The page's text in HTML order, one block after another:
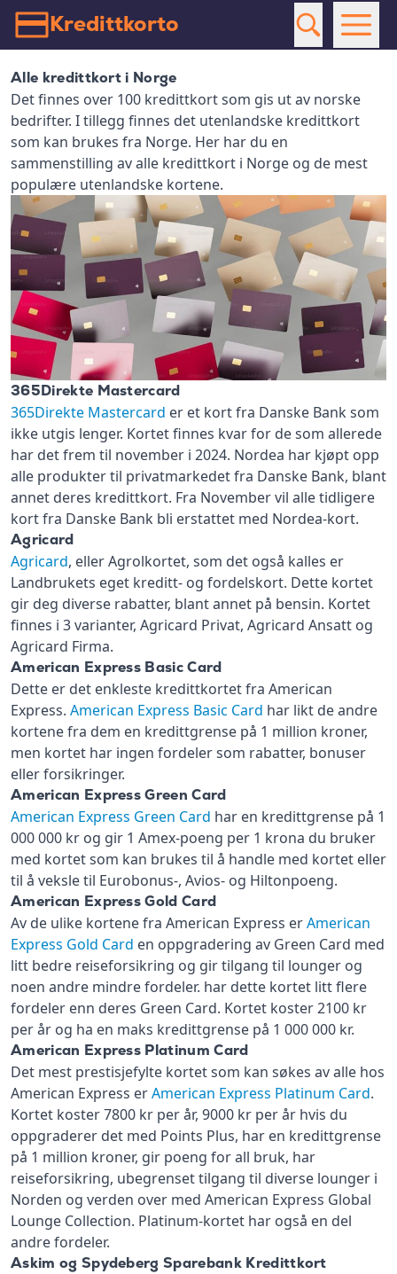
Kredittkorto
Alle kredittkort i Norge
Det finnes over 100 kredittkort som gis ut av norske
bedrifter. I tillegg finnes det utenlandske kredittkort
som kan brukes fra Norge. Her har du en
sammenstilling av alle kredittkort i Norge og de mest
populære utenlandske kortene.
365Direkte Mastercard
365Direkte Mastercard er et kort fra Danske Bank som
ikke utgis lenger. Kortet finnes kvar for de som allerede
har det frem til november i 2024. Nordea har kjøpt opp
alle produkter til privatmarkedet fra Danske Bank, blant
annet deres kredittkort. Fra November vil alle tidligere
kort fra Danske Bank bli erstattet med Nordea-kort.
Agricard
Agricard, eller Agrolkortet, som det også kalles er
Landbrukets eget kreditt- og fordelskort. Dette kortet
gir deg diverse rabatter, blant annet på bensin. Kortet
finnes i 3 varianter, Agricard Privat, Agricard Ansatt og
Agricard Firma.
American Express Basic Card
Dette er det enkleste kredittkortet fra American
Express. American Express Basic Card har likt de andre
kortene fra dem en kredittgrense på 1 million kroner,
men kortet har ingen fordeler som rabatter, bonuser
eller forsikringer.
American Express Green Card
American Express Green Card har en kredittgrense på 1
000 000 kr og gir 1 Amex-poeng per 1 krona du bruker
med kortet som kan brukes til å handle med kortet eller
til å veksle til Eurobonus-, Avios- og Hiltonpoeng.
American Express Gold Card
Av de ulike kortene fra American Express erAmerican
Express Gold Card en oppgradering av Green Card med
litt bedre reiseforsikring og gir tilgang til lounger og
noen andre mindre fordeler. har dette kortet litt flere
fordeler enn deres Green Card. Kortet koster 2100 kr
per år og ha en maks kredittgrense på 1 000 000 kr.
American Express Platinum Card
Det mest prestisjefylte kortet som kan søkes av alle hos
American Express erAmerican Express Platinum Card.
Kortet koster 7800 kr per år, 9000 kr per år hvis du
oppgraderer det med Points Plus, har en kredittgrense
på 1 million kroner, gir poeng for all bruk, har
reiseforsikring, ubegrenset tilgang til diverse lounger i
Norden og verden over med American Express Global
Lounge Collection. Platinum-kortet har også en del
andre fordeler.
Askim og Spydeberg Sparebank Kredittkort